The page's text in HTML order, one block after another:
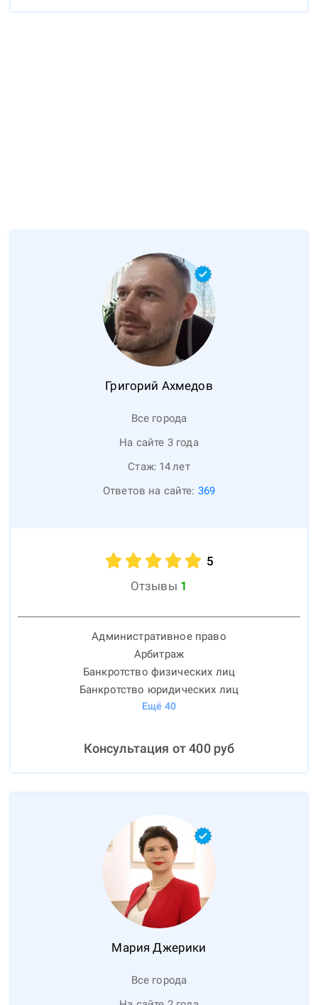
Григорий Ахмедов
Все города
На сайте 3 года
Стаж: 14лет
Ответов на сайте: 369
5
Отзывы 1
Административное право
Арбитраж
Банкротство физических лиц
Банкротство юридических лиц
Ещё 40
Консультация от400руб
Мария Джерики
Все города